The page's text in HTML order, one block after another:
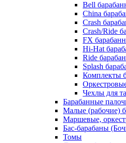
Bell
China
Crash
Crash/Ride
FX
Hi-Hat
Ride
Splash
Комплекты
Чехлы для
Барабанные
Малые (рабочие)
Маршевые,
Бас-барабаны
Томы